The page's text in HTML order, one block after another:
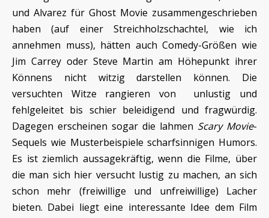
und Alvarez für Ghost Movie zusammengeschrieben
haben (auf einer Streichholzschachtel, wie ich
annehmen muss), hätten auch Comedy-Größen wie
Jim Carrey oder Steve Martin am Höhepunkt ihrer
Könnens nicht witzig darstellen können. Die
versuchten Witze rangieren von unlustig und
fehlgeleitet bis schier beleidigend und fragwürdig.
Dagegen erscheinen sogar die lahmen Scary Movie-
Sequels wie Musterbeispiele scharfsinnigen Humors.
Es ist ziemlich aussagekräftig, wenn die Filme, über
die man sich hier versucht lustig zu machen, an sich
schon mehr (freiwillige und unfreiwillige) Lacher
bieten. Dabei liegt eine interessante Idee dem Film